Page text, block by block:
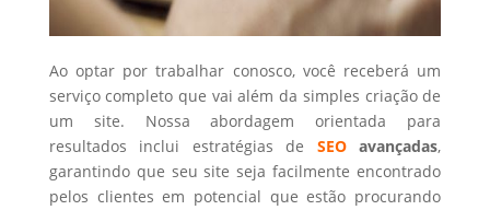
Ao optar por trabalhar conosco, você receberá um
serviço completo que vai além da simples criação de
um site. Nossa abordagem orientada para
resultados inclui estratégias de SEOavançadas,
garantindo que seu site seja facilmente encontrado
pelos clientes em potencial que estão procurando